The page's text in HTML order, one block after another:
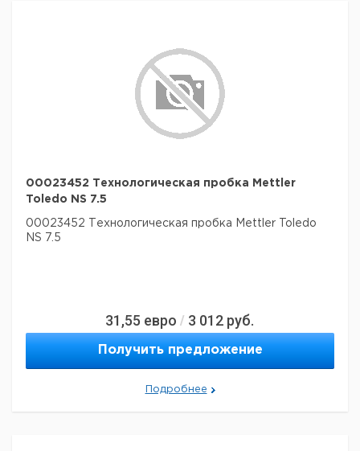
00023452 Технологическая пробка Mettler
Toledo NS 7.5
00023452 Технологическая пробка Mettler Toledo
NS 7.5
31,55 евро / 3 012 руб.
Получить предложение
Подробнее